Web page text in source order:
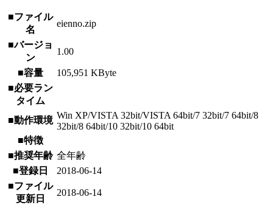
■ファイル
名
eienno.zip
■バージョ
ン
1.00
■容量
105,951 KByte
■必要ラン
タイム
■動作環境 Win XP/VISTA 32bit/VISTA 64bit/7 32bit/7 64bit/8
32bit/8 64bit/10 32bit/10 64bit
■特徴
■推奨年齢 全年齢
■登録日
2018-06-14
■ファイル
更新日
2018-06-14